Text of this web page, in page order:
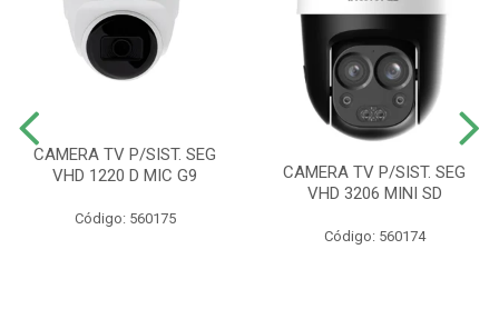
CAMERA TV P/SIST. SEG
VHD 1220 D MIC G9
Código: 560175
CAMERA TV P/SIST. SEG
VHD 3206 MINI SD
Código: 560174